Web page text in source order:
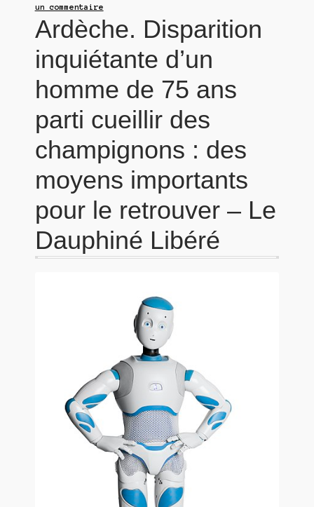
un commentaire
Ardèche. Disparition
inquiétante d’un
homme de 75 ans
parti cueillir des
champignons : des
moyens importants
pour le retrouver – Le
Dauphiné Libéré